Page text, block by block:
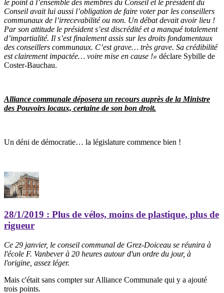
le point à l’ensemble des membres du Conseil et le président du
Conseil avait lui aussi l’obligation de faire voter par les conseillers
communaux de l’irrecevabilité ou non. Un débat devait avoir lieu !
Par son attitude le président s’est discrédité et a manqué totalement
d’impartialité. Il s’est finalement assis sur les droits fondamentaux
des conseillers communaux. C’est grave… très grave. Sa crédibilité
est clairement impactée… voire mise en cause !» déclare Sybille de
Coster-Bauchau.
Alliance communale déposera un recours auprès de la Ministre
des Pouvoirs locaux, certaine de son bon droit.
Un déni de démocratie… la législature commence bien !
28/1/2019 : Plus de vélos, moins de plastique, plus de
rigueur
Ce 29 janvier, le conseil communal de Grez-Doiceau se réunira à
l'école F. Vanbever à 20 heures autour d'un ordre du jour, à
l'origine, assez léger.
Mais c'était sans compter sur Alliance Communale qui y a ajouté
trois points.